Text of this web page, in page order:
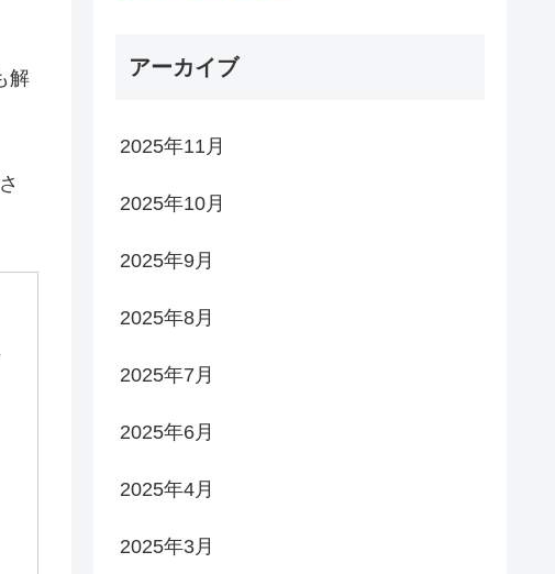
解
アーカイブ
2025年11月
2025年10月
2025年9月
2025年8月
2025年7月
2025年6月
2025年4月
2025年3月